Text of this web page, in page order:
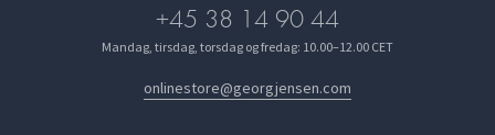
+45 38 14 90 44
Mandag, tirsdag, torsdag og fredag: 10.00–12.00 CET
onlinestore@georgjensen.com